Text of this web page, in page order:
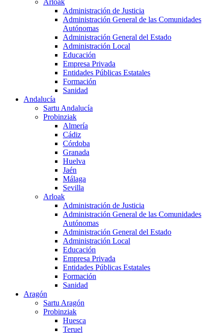
Arloak
Administración de Justicia
Administración General de las Comunidades
Autónomas
Administración General del Estado
Administración Local
Educación
Empresa Privada
Entidades Públicas Estatales
Formación
Sanidad
Andalucía
Sartu Andalucía
Probinziak
Almería
Cádiz
Córdoba
Granada
Huelva
Jaén
Málaga
Sevilla
Arloak
Administración de Justicia
Administración General de las Comunidades
Autónomas
Administración General del Estado
Administración Local
Educación
Empresa Privada
Entidades Públicas Estatales
Formación
Sanidad
Aragón
Sartu Aragón
Probinziak
Huesca
Teruel